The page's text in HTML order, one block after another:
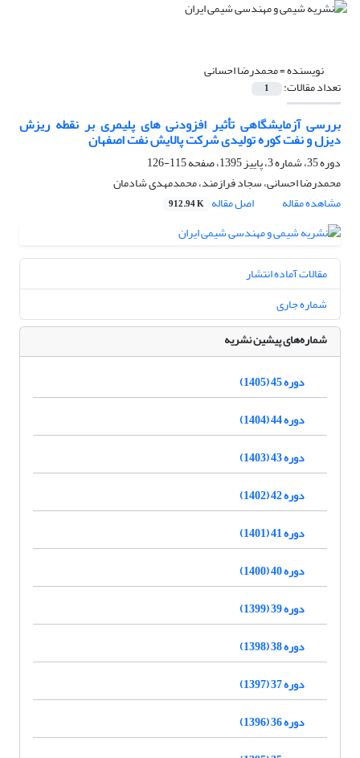
نویسنده =محمدرضا احسانی
تعداد مقالات: 1
بررسی آزمایشگاهی تأثیر افزودنی های پلیمری بر نقطه ریزش
دیزل و نفت کوره تولیدی شرکت پالایش نفت اصفهان
دوره 35، شماره 3، پاییز 1395، صفحه
115-126
محمدرضا احسانی، سجاد فرازمند، محمدمهدی شادمان
مشاهده مقاله
اصل مقاله 912.94 K
مقالات آماده انتشار
شماره جاری
شماره‌های پیشین نشریه
دوره 45 (1405)
دوره 44 (1404)
دوره 43 (1403)
دوره 42 (1402)
دوره 41 (1401)
دوره 40 (1400)
دوره 39 (1399)
دوره 38 (1398)
دوره 37 (1397)
دوره 36 (1396)